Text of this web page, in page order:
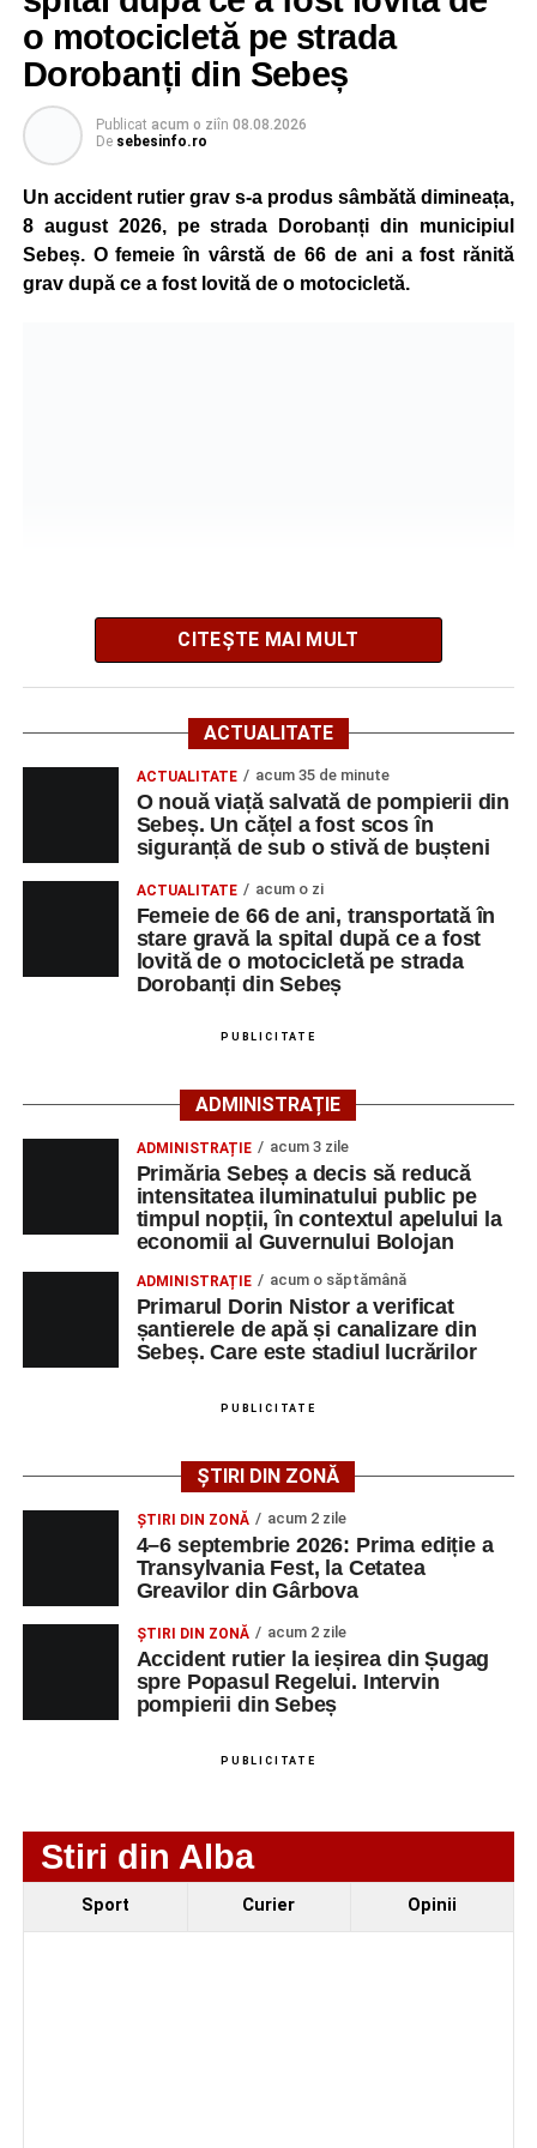
„Pentru noi, fiecare viață contează!”, au transmis
reprezentanții ISU Alba.
Adaugă-ne ca sursă preferată
Urmărește-ne pe Google News
Ultimele știri din Sebeș
o motocicletă pe strada
Dorobanți din Sebeș
Publicat acum o ziîn 08.08.2026
De sebesinfo.ro
Un accident rutier grav s-a produs sâmbătă dimineața,
8 august 2026, pe strada Dorobanți din municipiul
Sebeș. O femeie în vârstă de 66 de ani a fost rănită
grav după ce a fost lovită de o motocicletă.
Potrivit informațiilor transmise de polițiști, în jurul orei
09:39, Poliția Municipiului Sebeș a fost sesizată, prin
SNUAU 112, cu privire la producerea unui eveniment
rutier soldat cu victime.
La fața locului s-au deplasat polițiștii rutieri, care au
stabilit că un bărbat de 53 de ani, din Sebeș, conducea o
motocicletă pe direcția Daia Română – Sebeș. Acesta ar
fi surprins și accidentat o femeie de 66 de ani, din Sebeș,
care traversa strada printr-un loc nepermis.
În urma impactului, femeia a suferit leziuni corporale
Motociclistul a fost testat cu aparatul etilotest, rezultatul
fiind negativ.
Polițiștii continuă cercetările pentru stabilirea tuturor
împrejurărilor în care s-a produs accidentul, în cadrul unui
dosar penal întocmit pentru săvârșirea infracțiunii de
vătămare corporală din culpă.
Ultimele știri din Sebeș
O nouă viață salvată de pompierii din Sebeș. Un
cățel a fost scos în siguranță de sub o stivă de
bușteni
Femeie de 66 de ani, transportată în stare gravă la
spital după ce a fost lovită de o motocicletă pe
strada Dorobanți din Sebeș
Accident pe strada Dorobanți din Sebeș: fermeie
CITEȘTE MAI MULT
ACTUALITATE
ACTUALITATE acum 35 de minute
O nouă viață salvată de pompierii din
Sebeș. Un cățel a fost scos în
siguranță de sub o stivă de bușteni
ACTUALITATE acum o zi
Femeie de 66 de ani, transportată în
stare gravă la spital după ce a fost
lovită de o motocicletă pe strada
Dorobanți din Sebeș
PUBLICITATE
ADMINISTRAȚIE
ADMINISTRAȚIE acum 3 zile
Primăria Sebeș a decis să reducă
intensitatea iluminatului public pe
timpul nopții, în contextul apelului la
economii al Guvernului Bolojan
ADMINISTRAȚIE acum o săptămână
Primarul Dorin Nistor a verificat
șantierele de apă și canalizare din
Sebeș. Care este stadiul lucrărilor
PUBLICITATE
ȘTIRI DIN ZONĂ
ȘTIRI DIN ZONĂ acum 2 zile
4–6 septembrie 2026: Prima ediție a
Transylvania Fest, la Cetatea
Greavilor din Gârbova
ȘTIRI DIN ZONĂ acum 2 zile
Accident rutier la ieșirea din Șugag
spre Popasul Regelui. Intervin
pompierii din Sebeș
PUBLICITATE
Stiri din Alba
Sport Curier Opinii